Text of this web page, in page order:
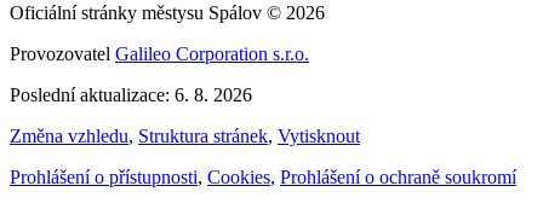
Oficiální stránky městysu Spálov © 2026
Provozovatel Galileo Corporation s.r.o.
Poslední aktualizace: 6. 8. 2026
Změna vzhledu, Struktura stránek, Vytisknout
Prohlášení o přístupnosti, Cookies, Prohlášení o ochraně soukromí